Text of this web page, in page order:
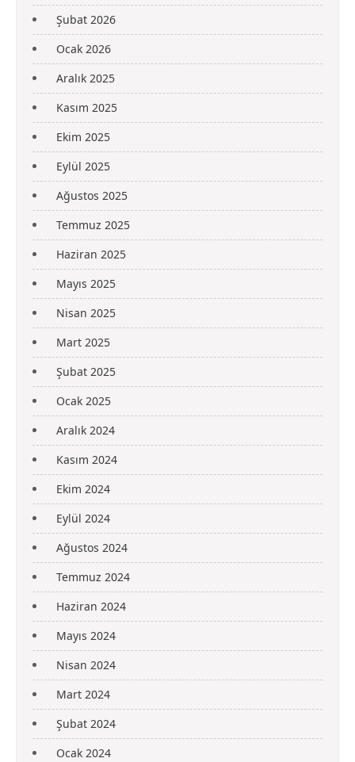
Şubat 2026
Ocak 2026
Aralık 2025
Kasım 2025
Ekim 2025
Eylül 2025
Ağustos 2025
Temmuz 2025
Haziran 2025
Mayıs 2025
Nisan 2025
Mart 2025
Şubat 2025
Ocak 2025
Aralık 2024
Kasım 2024
Ekim 2024
Eylül 2024
Ağustos 2024
Temmuz 2024
Haziran 2024
Mayıs 2024
Nisan 2024
Mart 2024
Şubat 2024
Ocak 2024